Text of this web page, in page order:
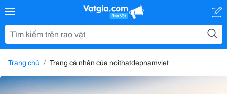
Trang chủ Trang cá nhân của noithatdepnamviet